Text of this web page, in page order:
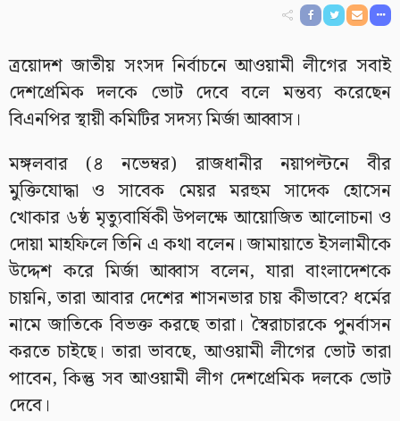
ত্রয়োদশ জাতীয় সংসদ নির্বাচনে আওয়ামী লীগের সবাই
দেশপ্রেমিক দলকে ভোট দেবে বলে মন্তব্য করেছেন
বিএনপির স্থায়ী কমিটির সদস্য মির্জা আব্বাস।
মঙ্গলবার (৪ নভেম্বর) রাজধানীর নয়াপল্টনে বীর
মুক্তিযোদ্ধা ও সাবেক মেয়র মরহুম সাদেক হোসেন
খোকার ৬ষ্ঠ মৃত্যুবার্ষিকী উপলক্ষে আয়োজিত আলোচনা ও
দোয়া মাহফিলে তিনি এ কথা বলেন। জামায়াতে ইসলামীকে
উদ্দেশ করে মির্জা আব্বাস বলেন, যারা বাংলাদেশকে
চায়নি, তারা আবার দেশের শাসনভার চায় কীভাবে? ধর্মের
নামে জাতিকে বিভক্ত করছে তারা। স্বৈরাচারকে পুনর্বাসন
করতে চাইছে। তারা ভাবছে, আওয়ামী লীগের ভোট তারা
পাবেন, কিন্তু সব আওয়ামী লীগ দেশপ্রেমিক দলকে ভোট
দেবে।